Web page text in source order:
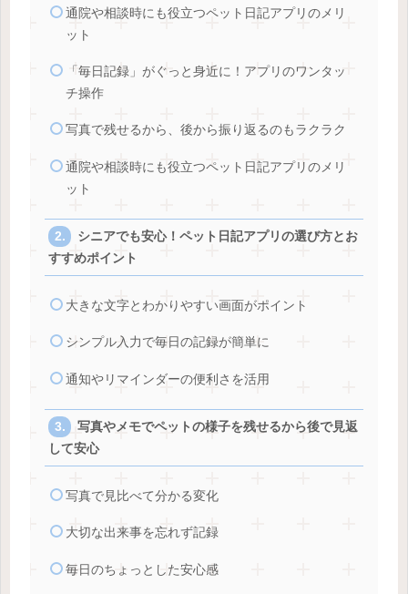
通院や相談時にも役立つペット日記アプリのメリ
ット
「毎日記録」がぐっと身近に！アプリのワンタッ
チ操作
写真で残せるから、後から振り返るのもラクラク
通院や相談時にも役立つペット日記アプリのメリ
ット
シニアでも安心！ペット日記アプリの選び方とお
すすめポイント
大きな文字とわかりやすい画面がポイント
シンプル入力で毎日の記録が簡単に
通知やリマインダーの便利さを活用
写真やメモでペットの様子を残せるから後で見返
して安心
写真で見比べて分かる変化
大切な出来事を忘れず記録
毎日のちょっとした安心感